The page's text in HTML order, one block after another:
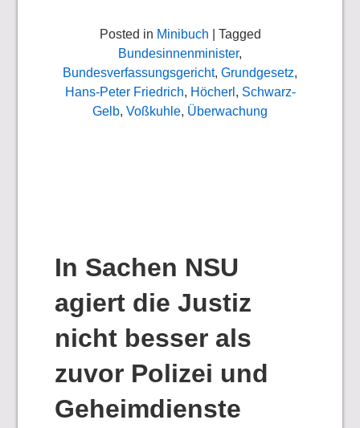
Posted in Minibuch | Tagged
Bundesinnenminister,
Bundesverfassungsgericht, Grundgesetz,
Hans-Peter Friedrich, Höcherl , Schwarz-
Gelb, Voßkuhle, Überwachung
In Sachen NSU
agiert die Justiz
nicht besser als
zuvor Polizei und
Geheimdienste